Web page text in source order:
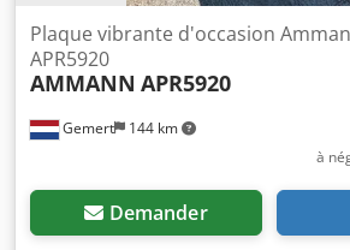
Gemert 144 km
Plaque vibrante d'occasion
APR5920
AMMANN APR5920
à
Demander